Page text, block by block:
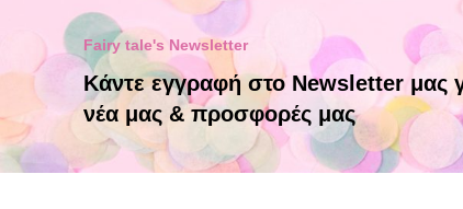
Fairy tale's Newsletter
Κάντε εγγραφή στο Newsletter μας
νέα μας & προσφορές μας